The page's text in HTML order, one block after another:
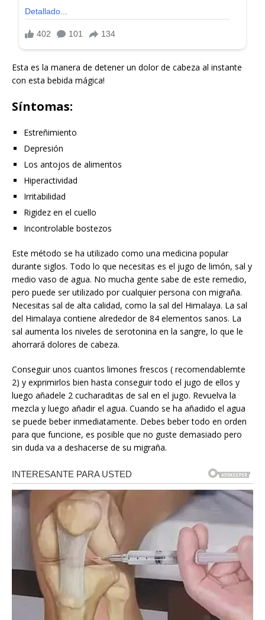
Esta es la manera de detener un dolor de cabeza al instante
con esta bebida mágica!
Síntomas:
Estreñimiento
Depresión
Los antojos de alimentos
Hiperactividad
Irritabilidad
Rigidez en el cuello
Incontrolable bostezos
Este método se ha utilizado como una medicina popular
durante siglos. Todo lo que necesitas es el jugo de limón, sal y
medio vaso de agua. No mucha gente sabe de este remedio,
pero puede ser utilizado por cualquier persona con migraña.
Necesitas sal de alta calidad, como la sal del Himalaya. La sal
del Himalaya contiene alrededor de 84 elementos sanos. La
sal aumenta los niveles de serotonina en la sangre, lo que le
ahorrará dolores de cabeza.
Conseguir unos cuantos limones frescos ( recomendablemte
2) y exprimirlos bien hasta conseguir todo el jugo de ellos y
luego añadele 2 cucharaditas de sal en el jugo. Revuelva la
mezcla y luego añadir el agua. Cuando se ha añadido el agua
se puede beber inmediatamente. Debes beber todo en orden
para que funcione, es posible que no guste demasiado pero
sin duda va a deshacerse de su migraña.